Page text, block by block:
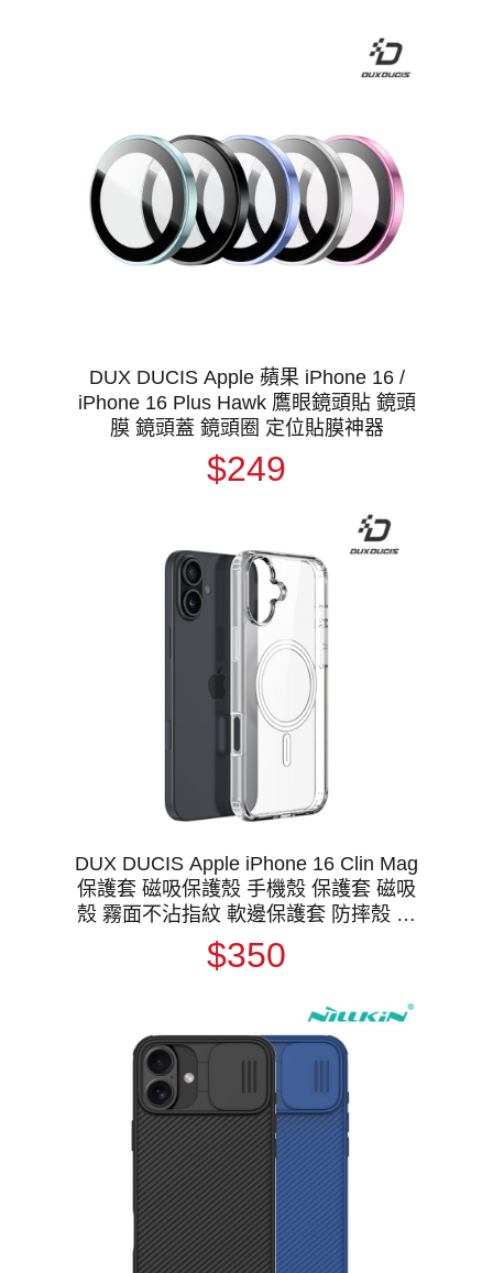
DUX DUCIS Apple 蘋果 iPhone 16 /
iPhone 16 Plus Hawk 鷹眼鏡頭貼 鏡頭
膜 鏡頭蓋 鏡頭圈 定位貼膜神器
$249
DUX DUCIS Apple iPhone 16 Clin Mag
保護套 磁吸保護殼 手機殼 保護套 磁吸
殼 霧面不沾指紋 軟邊保護套 防摔殼 防
摔套 MagSafe
$350